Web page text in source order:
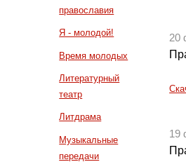
православия
Я - молодой!
Время молодых
Литературный
театр
Литдрама
Музыкальные
передачи
20
19